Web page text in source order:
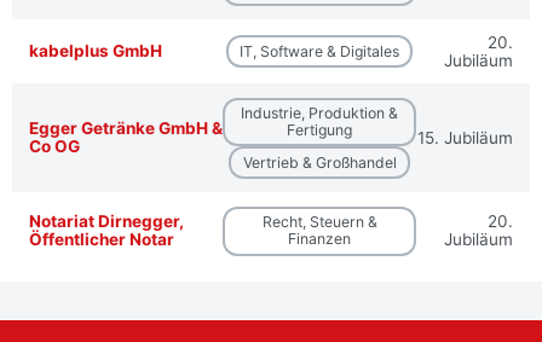
kabelplus GmbH IT, Software & Digitales
20.
Jubiläum
Egger Getränke GmbH &
Co OG
Industrie, Produktion &
Fertigung
Vertrieb & Großhandel
15. Jubiläum
Notariat Dirnegger,
Öffentlicher Notar
Recht, Steuern &
Finanzen
20.
Jubiläum